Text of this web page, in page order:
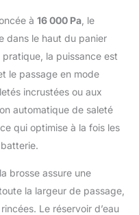
Le H12 Pro Ultra
de 16 000 Pa
les
humides et
Entraîné par un
min, ce puissant
fonctionne à
min, pour un
de traces
automatique
rotation avec
à 16 000 Pa , le
dans le haut du panier
la puissance est
le passage en mode
incrustées ou aux
automatique de saleté
qui optimise à la fois les
brosse assure une
la largeur de passage,
Le réservoir d’eau